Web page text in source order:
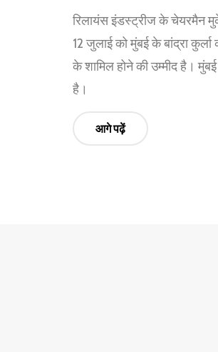
रिलायंस इंडस्ट्रीज के चेयरमैन
12 जुलाई को मुंबई के बांद्रा
के शामिल होने की उम्मीद है।
है।
आगे पढ़ें